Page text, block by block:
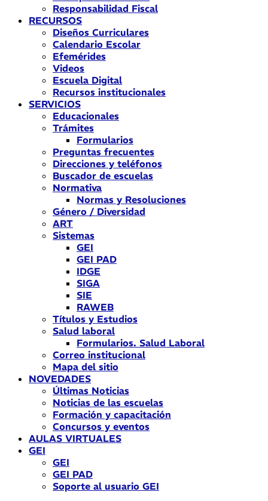
Responsabilidad Fiscal
RECURSOS
Diseños Curriculares
Calendario Escolar
Efemérides
Videos
Escuela Digital
Recursos institucionales
SERVICIOS
Educacionales
Trámites
Formularios
Preguntas frecuentes
Direcciones y teléfonos
Buscador de escuelas
Normativa
Normas y Resoluciones
Género / Diversidad
ART
Sistemas
GEI
GEI PAD
IDGE
SIGA
SIE
RAWEB
Títulos y Estudios
Salud laboral
Formularios. Salud Laboral
Correo institucional
Mapa del sitio
NOVEDADES
Últimas Noticias
Noticias de las escuelas
Formación y capacitación
Concursos y eventos
AULAS VIRTUALES
GEI
GEI
GEI PAD
Soporte al usuario GEI